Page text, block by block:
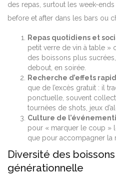
des repas, surtout les week-
before et after dans les bars ou
Repas quotidiens et
petit verre de vin à table »
des boissons plus
debout, en soirée.
Recherche d’effets
que de l’excès gratuit : il
ponctuelle, souvent
tournées de shots, jeux
Culture de
pour « marquer le coup »
que pour accompagner la
Diversité des
générationnelle